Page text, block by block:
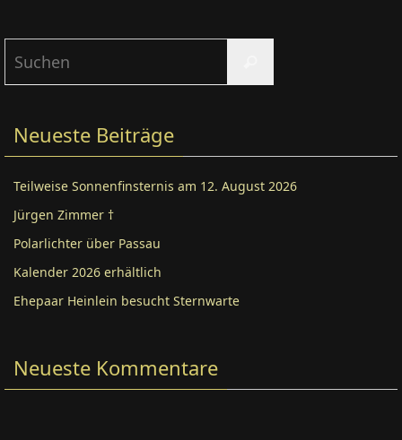
Neueste Beiträge
Teilweise Sonnenfinsternis am 12. August 2026
Jürgen Zimmer †
Polarlichter über Passau
Kalender 2026 erhältlich
Ehepaar Heinlein besucht Sternwarte
Neueste Kommentare